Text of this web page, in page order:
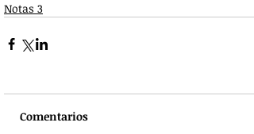
Notas 3
Comentarios